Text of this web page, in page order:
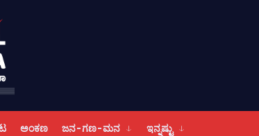
ಅಂಕಣ ಜನ-ಗಣ-ಮನ ಇನ್ನಷ್ಟು